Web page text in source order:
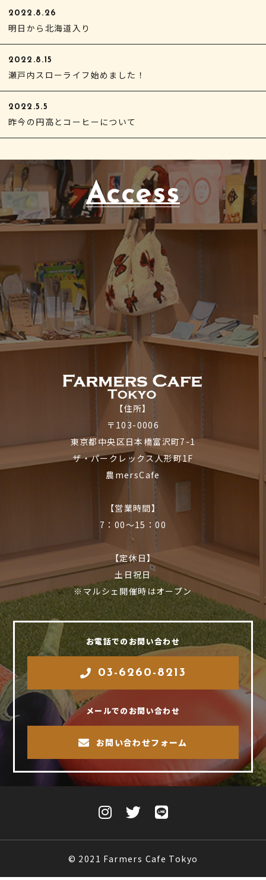
2022.8.26
明日から北海道入り
2022.8.15
瀬戸内スローライフ始めました！
2022.5.5
昨今の円高とコーヒーについて
Access
【住所】
〒103-0006
東京都中央区日本橋富沢町7-1
ザ・パークレックス人形町1F
農mersCafe
【営業時間】
7：00〜15：00
【定休日】
土日祝日
※マルシェ開催時はオープン
お電話でのお問い合わせ
03-6260-8213
メールでのお問い合わせ
お問い合わせフォーム
© 2021 Farmers Cafe Tokyo